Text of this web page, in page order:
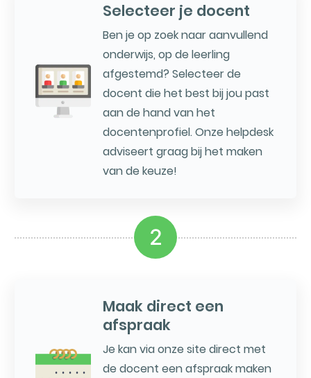
Selecteer je docent
Ben je op zoek naar aanvullend
onderwijs, op de leerling
afgestemd? Selecteer de
docent die het best bij jou past
aan de hand van het
docentenprofiel. Onze helpdesk
adviseert graag bij het maken
van de keuze!
2
Maak direct een
afspraak
Je kan via onze site direct met
de docent een afspraak maken